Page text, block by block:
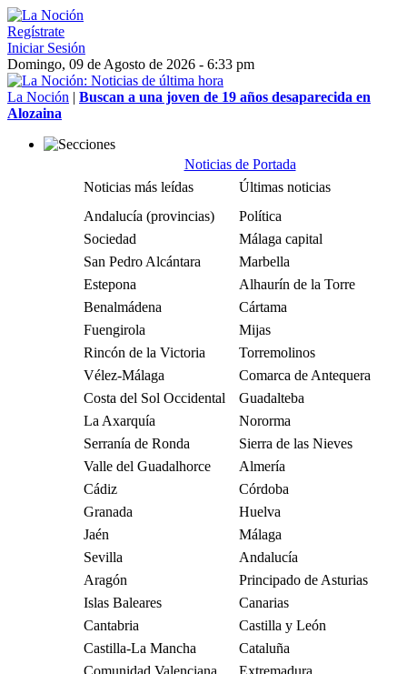
Regístrate
Iniciar Sesión
Domingo, 09 de Agosto de 2026 - 6:33 pm
La Noción | Buscan a una joven de 19 años desaparecida en
Alozaina
Noticias de Portada
Noticias más leídas
Últimas noticias
Andalucía (provincias)
Política
Sociedad
Málaga capital
San Pedro Alcántara
Marbella
Estepona
Alhaurín de la Torre
Benalmádena
Cártama
Fuengirola
Mijas
Rincón de la Victoria
Torremolinos
Vélez-Málaga
Comarca de Antequera
Costa del Sol Occidental
Guadalteba
La Axarquía
Nororma
Serranía de Ronda
Sierra de las Nieves
Valle del Guadalhorce
Almería
Cádiz
Córdoba
Granada
Huelva
Jaén
Málaga
Sevilla
Andalucía
Aragón
Principado de Asturias
Islas Baleares
Canarias
Cantabria
Castilla y León
Castilla-La Mancha
Cataluña
Comunidad Valenciana
Extremadura